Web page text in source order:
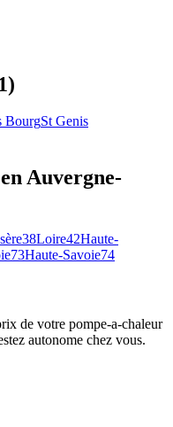
BourgSt Genis
Auvergne-
38Loire42Haute-
73Haute-Savoie74
de votre pompe-a-chaleur
autonome chez vous.